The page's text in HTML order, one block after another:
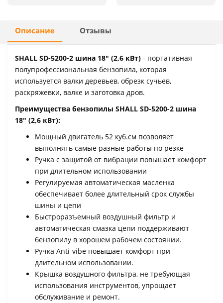
Описание Отзывы
SHALL SD-5200-2 шина 18" (2,6 кВт) - портативная
полупрофессиональная бензопила, которая
используется валки деревьев, обрезк сучьев,
раскряжевки, валке и заготовка дров.
Преимущества бензопилы SHALL SD-5200-2 шина
18" (2,6 кВт):
Мощный двигатель 52 куб.см позволяет
выполнять самые разные работы по резке
Ручка с защитой от вибрации повышает комфорт
при длительном использовании
Регулируемая автоматическая масленка
обеспечивает более длительный срок службы
шины и цепи
Быстроразъемный воздушный фильтр и
автоматическая смазка цепи поддерживают
бензопилу в хорошем рабочем состоянии.
Ручка Anti-vibe повышает комфорт при
длительном использовании.
Крышка воздушного фильтра, не требующая
использования инструментов, упрощает
обслуживание и ремонт.